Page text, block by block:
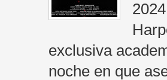
exclusiva
noche en que